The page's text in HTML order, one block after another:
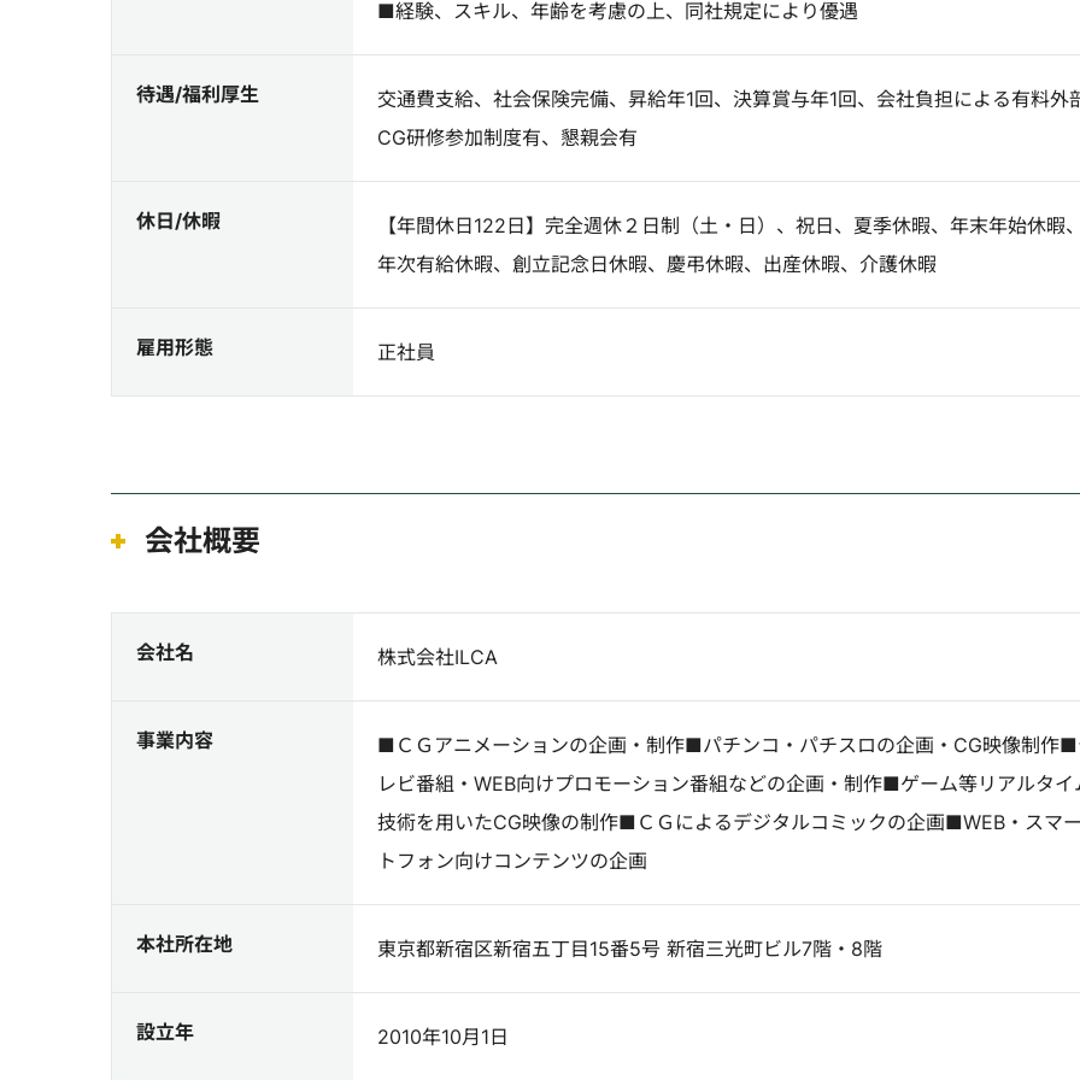
■経験、スキル、年齢を考慮の上、同社規定により優遇
待遇/福利厚生
交通費支給、社会保険完備、昇給年1回、決算賞与年1回、会社負担による有料外
CG研修参加制度有、懇親会有
休日/休暇
【年間休日122日】完全週休２日制（土・日）、祝日、夏季休暇、年末年始休暇
年次有給休暇、創立記念日休暇、慶弔休暇、出産休暇、介護休暇
雇用形態 正社員
会社概要
会社名 株式会社ILCA
事業内容
■ＣＧアニメーションの企画・制作■パチンコ・パチスロの企画・CG映像制作
レビ番組・WEB向けプロモーション番組などの企画・制作■ゲーム等リアルタイ
技術を用いたCG映像の制作■ＣＧによるデジタルコミックの企画■WEB・スマ
トフォン向けコンテンツの企画
本社所在地 東京都新宿区新宿五丁目15番5号 新宿三光町ビル7階・8階
設立年 2010年10月1日